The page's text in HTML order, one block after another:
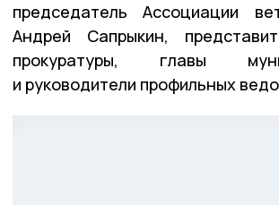
председатель Ассоциации
Андрей Сапрыкин,
прокуратуры, главы
и руководители профильных